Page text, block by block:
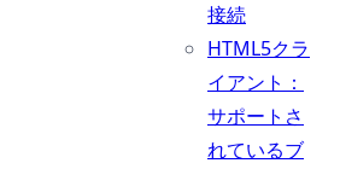
接続
HTML5クラ
イアント：
サポートさ
れているブ